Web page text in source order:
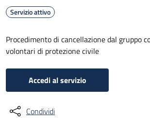
Servizio attivo
Procedimento di cancellazione dal gruppo
volontari di protezione civile
Accedi al servizio
Condividi